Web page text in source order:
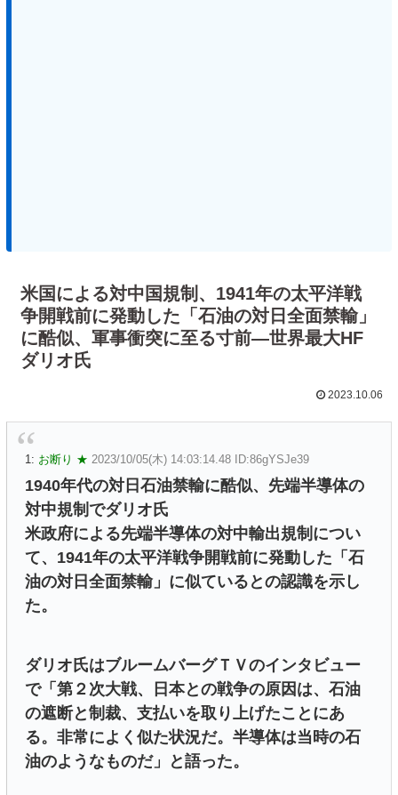
米国による対中国規制、1941年の太平洋戦
争開戦前に発動した「石油の対日全面禁輸」
に酷似、軍事衝突に至る寸前―世界最大HF
ダリオ氏
2023.10.06
1: お断り ★ 2023/10/05(木) 14:03:14.48 ID:86gYSJe39
1940年代の対日石油禁輸に酷似、先端半導体の
対中規制でダリオ氏
米政府による先端半導体の対中輸出規制につい
て、1941年の太平洋戦争開戦前に発動した「石
油の対日全面禁輸」に似ているとの認識を示し
た。
ダリオ氏はブルームバーグＴＶのインタビュー
で「第２次大戦、日本との戦争の原因は、石油
の遮断と制裁、支払いを取り上げたことにあ
る。非常によく似た状況だ。半導体は当時の石
油のようなものだ」と語った。